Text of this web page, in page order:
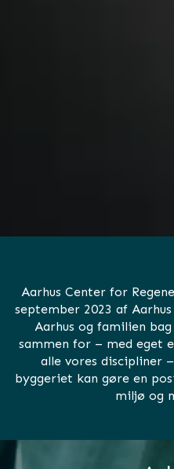
Aarhus Center for
september 2023 af
Aarhus og familien
sammen for – med eget
alle vores discipliner
byggeriet kan gøre en
miljø og